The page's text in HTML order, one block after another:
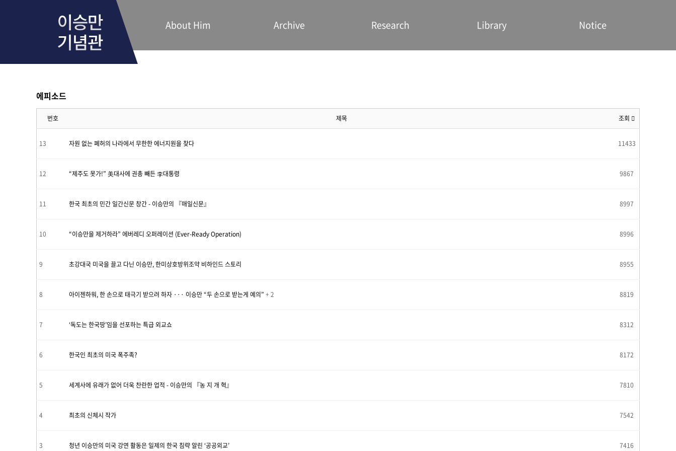
About Him Archive Research Library Notice
에피소드
번호 제목 조회
13 자원 없는 폐허의 나라에서 무한한 에너지원을 찾다 11433
12 “제주도 못가!” 美대사에 권총 빼든 李대통령 9867
11 한국 최초의 민간 일간신문 창간 - 이승만의 『매일신문』 8997
10 “이승만을 제거하라” 에버레디 오퍼레이션 (Ever-Ready Operation) 8996
9 초강대국 미국을 끌고 다닌 이승만, 한미상호방위조약 비하인드 스토리 8955
8 아이젠하워, 한 손으로 태극기 받으려 하자 ··· 이승만 “두 손으로 받는게 예의” + 2 8819
7 ‘독도는 한국땅’임을 선포하는 특급 외교쇼 8312
6 한국인 최초의 미국 폭주족? 8172
5 세계사에 유래가 없어 더욱 찬란한 업적 - 이승만의 『농 지 개 혁』 7810
4 최초의 신체시 작가 7542
3 청년 이승만의 미국 강연 활동은 일제의 한국 침략 알린 ‘공공외교’ 7416